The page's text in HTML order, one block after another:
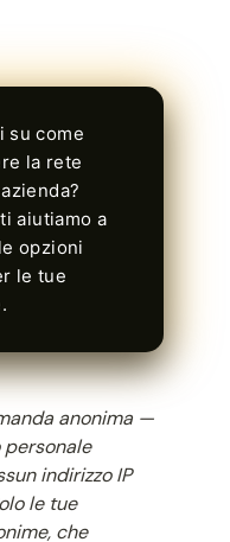
su come
la rete
aiutiamo a
opzioni
le tue